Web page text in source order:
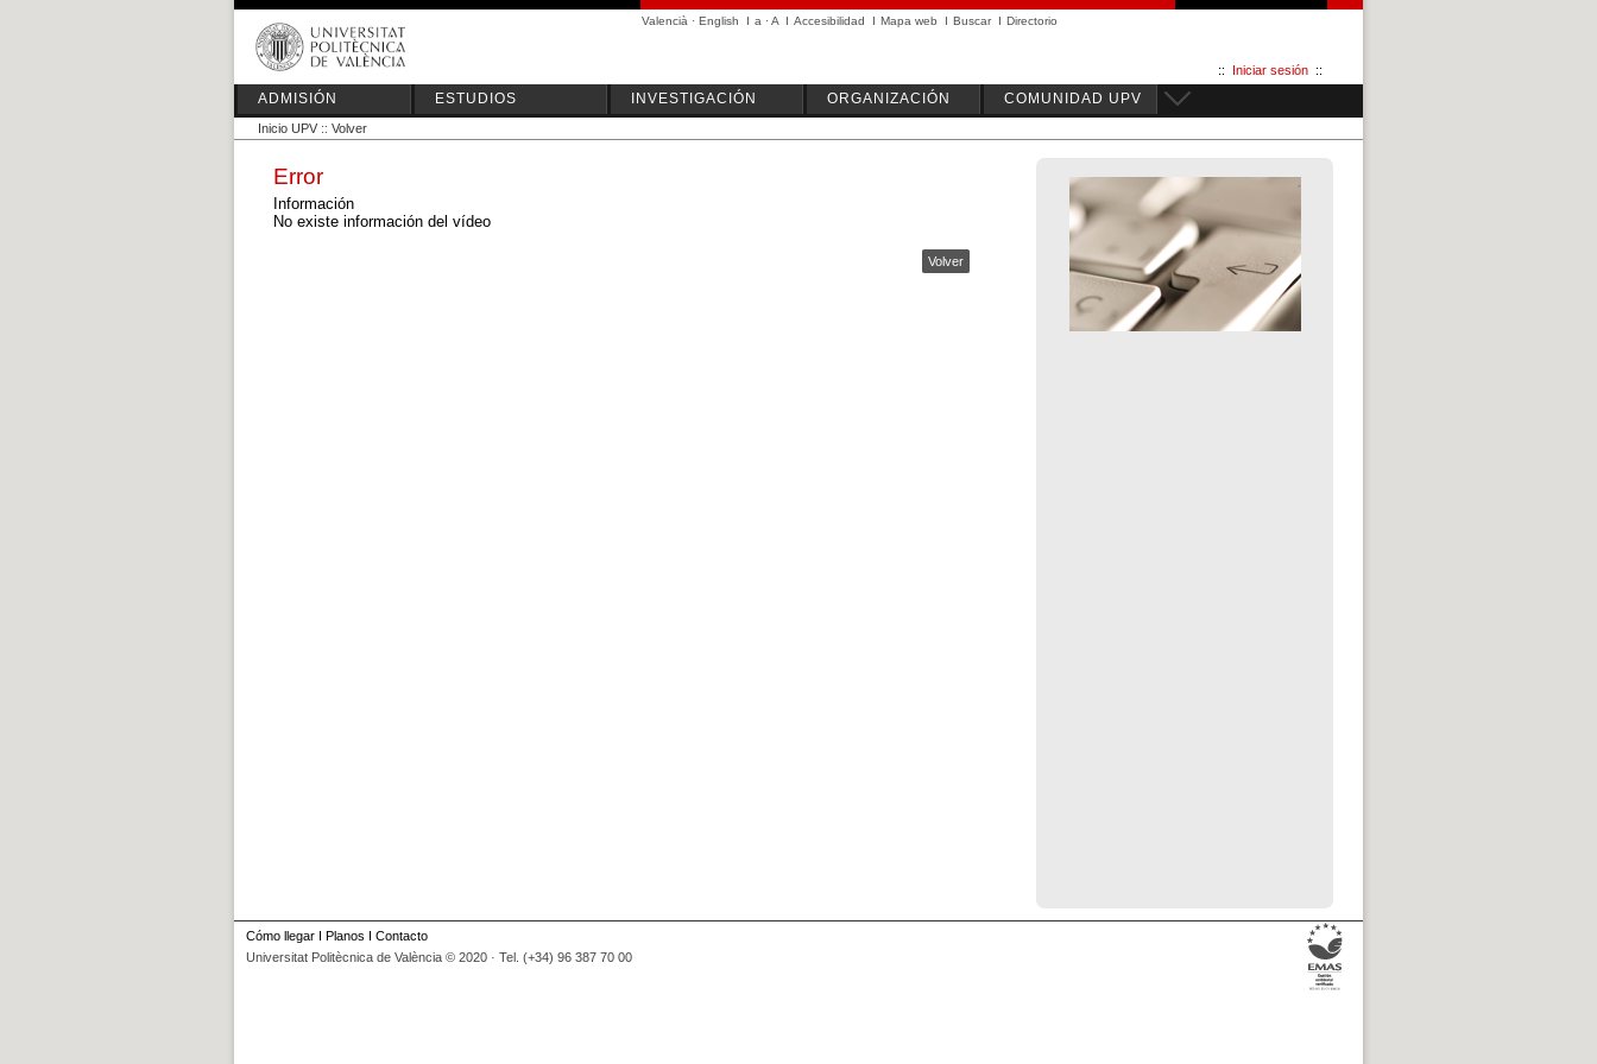
Valencià · English I a ·A I Accesibilidad I Mapa web I Buscar I Directorio
:: Iniciar sesión ::
ADMISIÓN ESTUDIOS INVESTIGACIÓN ORGANIZACIÓN COMUNIDAD UPV
Inicio UPV :: Volver
Error
Información
No existe información del vídeo
Volver
Cómo llegar I Planos I Contacto
Universitat Politècnica de València © 2020 · Tel. (+34) 96 387 70 00